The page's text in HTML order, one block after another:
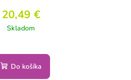
20,49 €
Skladom
Do košíka